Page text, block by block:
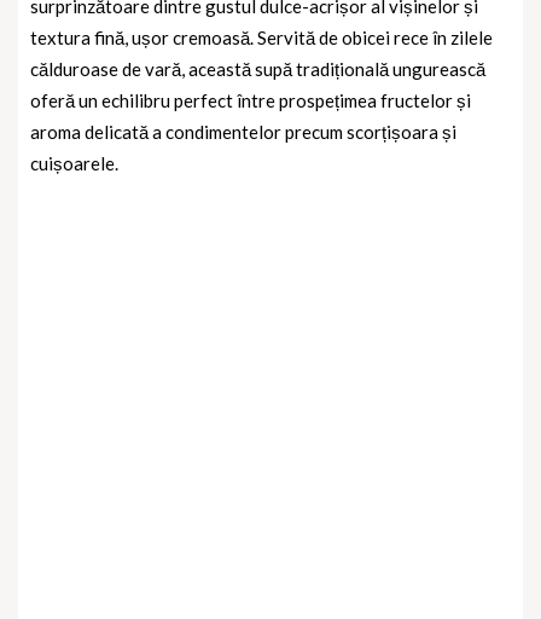
surprinzătoare dintre gustul dulce-acrișor al vișinelor și
textura fină, ușor cremoasă. Servită de obicei rece în zilele
călduroase de vară, această supă tradițională ungurească
oferă un echilibru perfect între prospețimea fructelor și
aroma delicată a condimentelor precum scorțișoara și
cuișoarele.